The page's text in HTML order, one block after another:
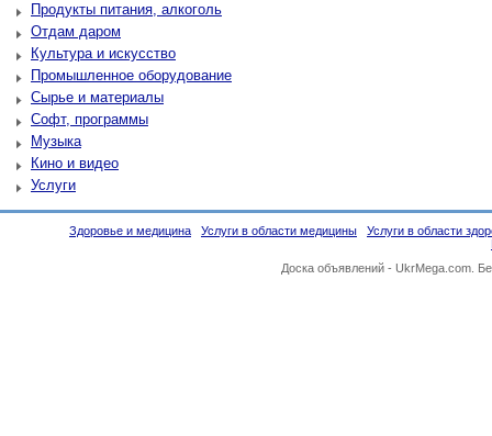
Продукты питания, алкоголь
Отдам даром
Культура и искусство
Промышленное оборудование
Сырье и материалы
Софт, программы
Музыка
Кино и видео
Услуги
Здоровье и медицина Услуги в области медицины
Услуги в области
Доска объявлений - UkrMega.com.